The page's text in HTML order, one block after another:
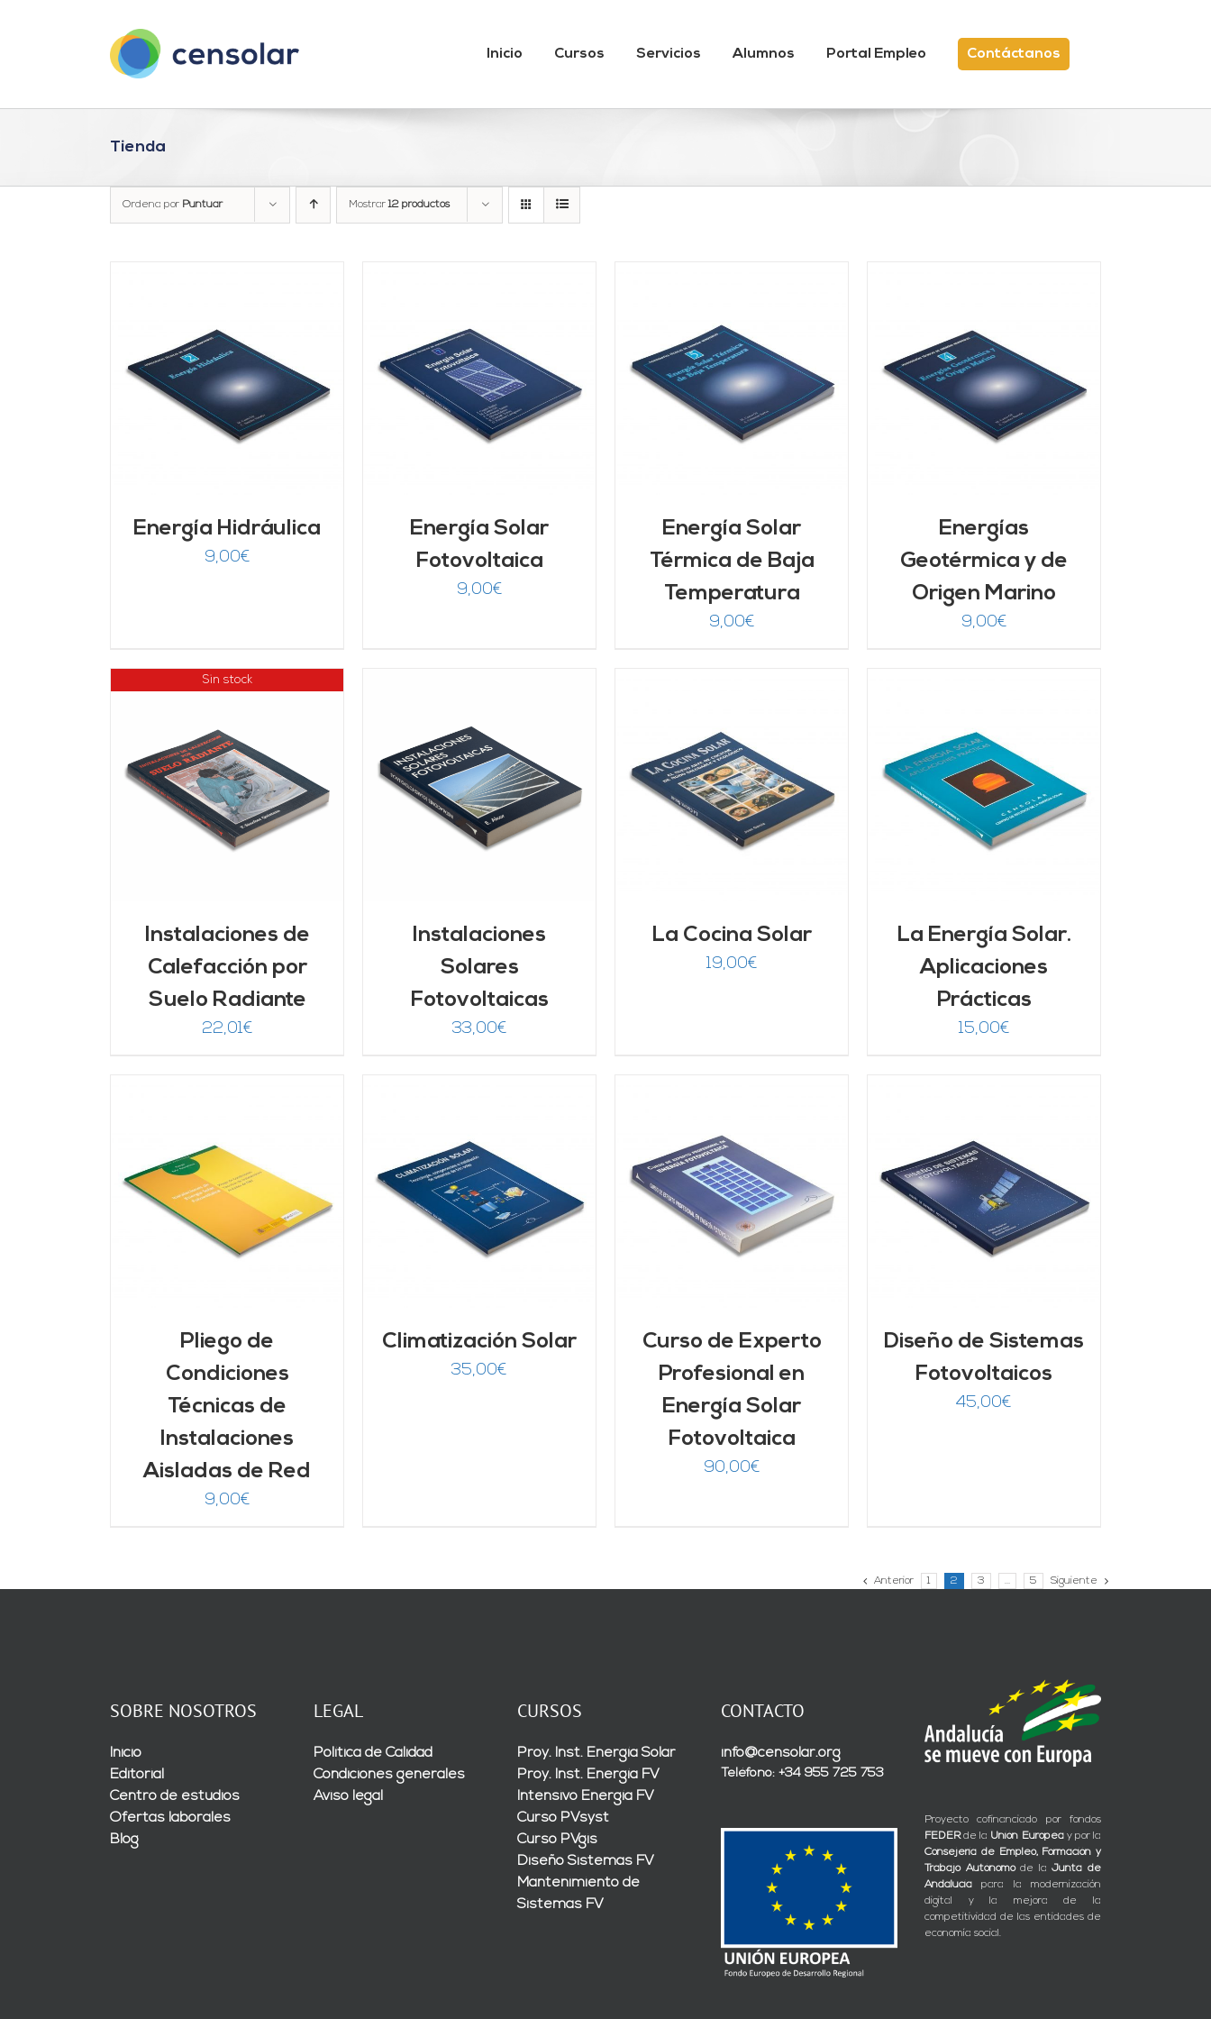
Inicio Cursos Servicios Alumnos Portal Empleo Contáctanos
Tienda
Ordena por Puntuar Mostrar12 productos
Energía Hidráulica
9,00€
AÑADIR AL CARRITO
DETALLES
Energía Solar
Fotovoltaica
9,00€
AÑADIR AL CARRITO
DETALLES
Energía Solar
Térmica de Baja
Temperatura
9,00€
AÑADIR AL CARRITO
/
DETALLES
Energías
Geotérmica y de
Origen Marino
9,00€
Sin stock
Instalaciones de
Calefacción por
Suelo Radiante
22,01€
AÑADIR AL CARRITO
/
DETALLES
Instalaciones
Solares
Fotovoltaicas
33,00€
AÑADIR AL CARRITO
/
DETALLES
La Cocina Solar
19,00€
AÑADIR AL CARRITO
/
DETALLES
La Energía Solar.
Aplicaciones
Prácticas
15,00€
Pliego de
Condiciones
Técnicas de
Instalaciones
Aisladas de Red
9,00€
AÑADIR AL CARRITO
DETALLES
Climatización Solar
35,00€
AÑADIR AL CARRITO
DETALLES
Curso de Experto
Profesional en
Energía Solar
Fotovoltaica
90,00€
AÑADIR AL CARRITO
/
DETALLES
Diseño de Sistemas
Fotovoltaicos
45,00€
Anterior 1 2 3 … 5 Siguiente
SOBRE NOSOTROS
Inicio
Editorial
Centro de estudios
Ofertas laborales
Blog
LEGAL
Política de Calidad
Condiciones generales
Aviso legal
CURSOS
Proy. Inst. Energía Solar
Proy. Inst. Energía FV
Intensivo Energía FV
Curso PVsyst
Curso PVgis
Diseño Sistemas FV
Mantenimiento de
Sistemas FV
CONTACTO
info@censolar.org
Teléfono: +34 955 725 753
Proyecto cofinanciado por fondos
FEDERde la Unión Europeay por la
Consejería de Empleo, Formación y
Trabajo Autónomode laJunta de
Andalucía para la modernización
digital y la mejora de la
competitividad de las entidades de
economía social.